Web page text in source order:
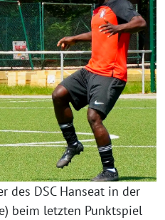
des DSC Hanseat in der
beim letzten Punktspiel